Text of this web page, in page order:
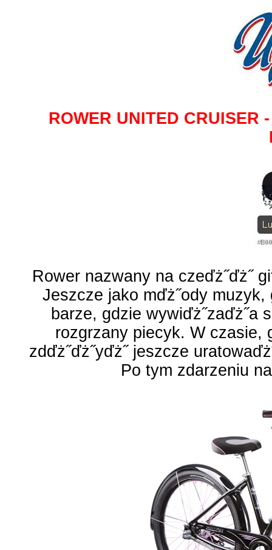
ROWER UNITED
Rower nazwany na czeďż˝ďż˝
Jeszcze jako mďż˝ody
barze, gdzie wywiďż˝zaďż˝a
rozgrzany piecyk. W czasie,
zdďż˝ďż˝yďż˝ jeszcze
Po tym zdarzeniu